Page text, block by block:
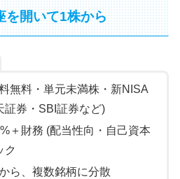
を開いて1株から
無料・単元未満株・新NISA
証券・SBI証券など)
＋財務 (配当性向・自己資本
ク
ら、複数銘柄に分散